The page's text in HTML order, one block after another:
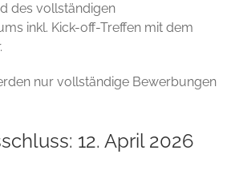
des vollständigen
inkl. Kick-off-Treffen mit dem
nur vollständige Bewerbungen
12. April 2026